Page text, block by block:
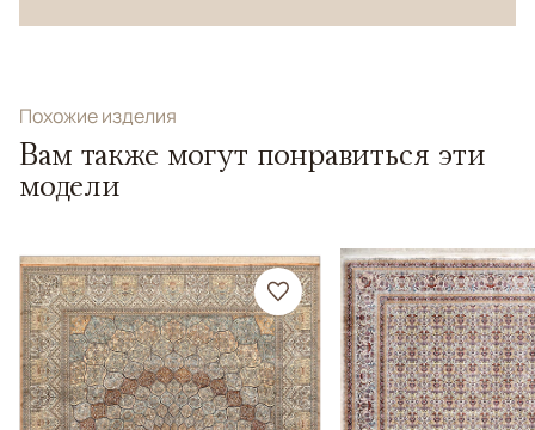
Похожие изделия
Вам также могут понравиться эти
модели